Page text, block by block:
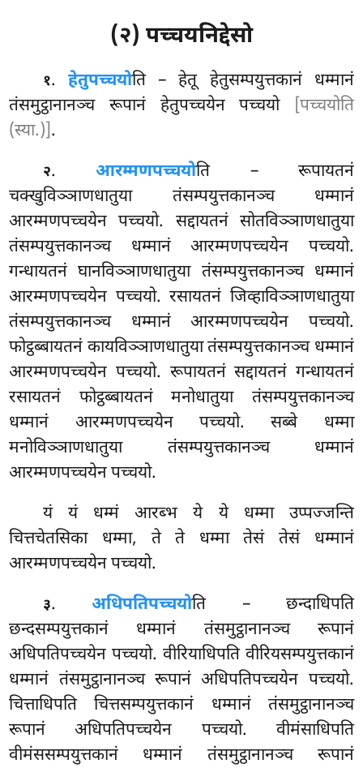
(२) पच्चयनिद्देसो
१.हेतुपच्चयोति– हेतू हेतुसम्पयुत्तकानं धम्मानं
तंसमुट्ठानानञ्च रूपानं हेतुपच्चयेन पच्चयो
[पच्चयोति
(स्या.)].
२.आरम्मणपच्चयोति – रूपायतनं
चक्खुविञ्ञाणधातुया तंसम्पयुत्तकानञ्च धम्मानं
आरम्मणपच्चयेन पच्चयो. सद्दायतनं सोतविञ्ञाणधातुया
तंसम्पयुत्तकानञ्च धम्मानं आरम्मणपच्चयेन पच्चयो.
गन्धायतनं घानविञ्ञाणधातुया तंसम्पयुत्तकानञ्च धम्मानं
आरम्मणपच्चयेन पच्चयो. रसायतनं जिव्हाविञ्ञाणधातुया
तंसम्पयुत्तकानञ्च धम्मानं आरम्मणपच्चयेन पच्चयो.
फोट्ठब्बायतनं कायविञ्ञाणधातुया तंसम्पयुत्तकानञ्च धम्मानं
आरम्मणपच्चयेन पच्चयो. रूपायतनं सद्दायतनं गन्धायतनं
रसायतनं फोट्ठब्बायतनं मनोधातुया तंसम्पयुत्तकानञ्च
धम्मानं आरम्मणपच्चयेन पच्चयो. सब्बे धम्मा
मनोविञ्ञाणधातुया तंसम्पयुत्तकानञ्च धम्मानं
आरम्मणपच्चयेन पच्चयो.
यं यं धम्मं आरब्भ ये ये धम्मा उप्पज्जन्ति
चित्तचेतसिका धम्मा, ते ते धम्मा तेसं तेसं धम्मानं
आरम्मणपच्चयेन पच्चयो.
३.अधिपतिपच्चयोति – छन्दाधिपति
छन्दसम्पयुत्तकानं धम्मानं तंसमुट्ठानानञ्च रूपानं
अधिपतिपच्चयेन पच्चयो. वीरियाधिपति वीरियसम्पयुत्तकानं
धम्मानं तंसमुट्ठानानञ्च रूपानं अधिपतिपच्चयेन पच्चयो.
चित्ताधिपति चित्तसम्पयुत्तकानं धम्मानं तंसमुट्ठानानञ्च
रूपानं अधिपतिपच्चयेन पच्चयो. वीमंसाधिपति
वीमंससम्पयुत्तकानं धम्मानं तंसमुट्ठानानञ्च रूपानं